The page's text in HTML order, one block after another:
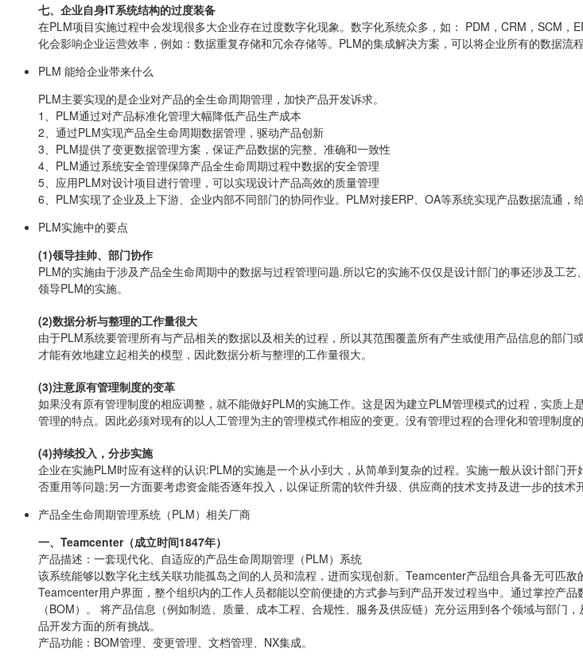
七、企业自身IT系统结构的过度装备
在PLM项目实施过程中会发现很多大企业存在过度数字化现象。数字化系统众多，如： PDM，CRM，SCM
化会影响企业运营效率，例如：数据重复存储和冗余存储等。PLM的集成解决方案，可以将企业所有的数据流
PLM 能给企业带来什么
PLM主要实现的是企业对产品的全生命周期管理，加快产品开发诉求。
1、PLM通过对产品标准化管理大幅降低产品生产成本
2、通过PLM实现产品全生命周期数据管理，驱动产品创新
3、PLM提供了变更数据管理方案，保证产品数据的完整、准确和一致性
4、PLM通过系统安全管理保障产品全生命周期过程中数据的安全管理
5、应用PLM对设计项目进行管理，可以实现设计产品高效的质量管理
6、PLM实现了企业及上下游、企业内部不同部门的协同作业。PLM对接ERP、OA等系统实现产品数据流通，
PLM实施中的要点
(1)领导挂帅、部门协作
PLM的实施由于涉及产品全生命周期中的数据与过程管理问题.所以它的实施不仅仅是设计部门的事还涉及工
领导PLM的实施。
(2)数据分析与整理的工作量很大
由于PLM系统要管理所有与产品相关的数据以及相关的过程，所以其范围覆盖所有产生或使用产品信息的部
才能有效地建立起相关的模型，因此数据分析与整理的工作量很大。
(3)注意原有管理制度的变革
如果没有原有管理制度的相应调整，就不能做好PLM的实施工作。这是因为建立PLM管理模式的过程，实质
管理的特点。因此必须对现有的以人工管理为主的管理模式作相应的变更。没有管理过程的合理化和管理制度
(4)持续投入，分步实施
企业在实施PLM时应有这样的认识:PLM的实施是一个从小到大，从简单到复杂的过程。实施一般从设计部门
否重用等问题;另一方面要考虑资金能否逐年投入，以保证所需的软件升级、供应商的技术支持及进一步的技术
产品全生命周期管理系统（PLM）相关厂商
一、Teamcenter（成立时间1847年）
产品描述：一套现代化、自适应的产品生命周期管理（PLM）系统
该系统能够以数字化主线关联功能孤岛之间的人员和流程，进而实现创新。Teamcenter产品组合具备无可匹
Teamcenter用户界面，整个组织内的工作人员都能以空前便捷的方式参与到产品开发过程当中。通过掌控产
（BOM）。 将产品信息（例如制造、质量、成本工程、合规性、服务及供应链）充分运用到各个领域与部
品开发方面的所有挑战。
产品功能：BOM管理、变更管理、文档管理、NX集成。